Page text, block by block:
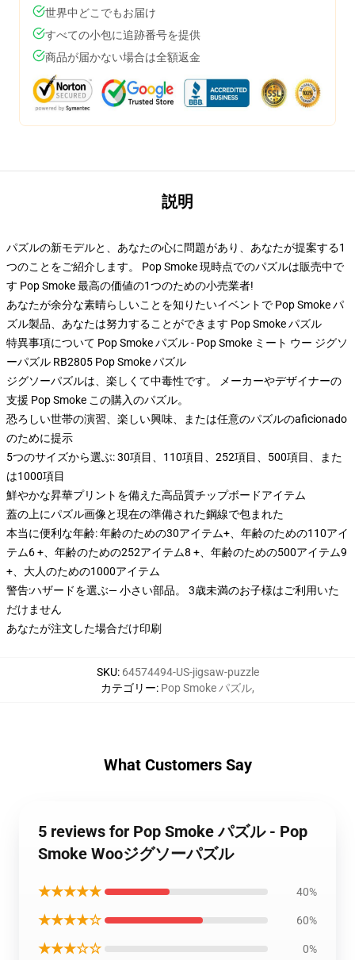
世界中どこでもお届け
すべての小包に追跡番号を提供
商品が届かない場合は全額返金
説明
パズルの新モデルと、あなたの心に問題があり、あなたが提案する1
つのことをご紹介します。 Pop Smoke 現時点でのパズルは販売中で
す Pop Smoke 最高の価値の1つのための小売業者!
あなたが余分な素晴らしいことを知りたいイベントで Pop Smoke パ
ズル製品、あなたは努力することができます Pop Smoke パズル
特異事項について Pop Smoke パズル - Pop Smoke ミート ウー ジグソ
ーパズル RB2805 Pop Smoke パズル
ジグソーパズルは、楽しくて中毒性です。 メーカーやデザイナーの
支援 Pop Smoke この購入のパズル。
恐ろしい世帯の演習、楽しい興味、または任意のパズルのaficionado
のために提示
5つのサイズから選ぶ: 30項目、110項目、252項目、500項目、また
は1000項目
鮮やかな昇華プリントを備えた高品質チップボードアイテム
蓋の上にパズル画像と現在の準備された鋼線で包まれた
本当に便利な年齢: 年齢のための30アイテム+、年齢のための110アイ
テム6 +、年齢のための252アイテム8 +、年齢のための500アイテム9
+、大人のための1000アイテム
警告:ハザードを選ぶ— 小さい部品。 3歳未満のお子様はご利用いた
だけません
あなたが注文した場合だけ印刷
SKU: 64574494-US-jigsaw-puzzle
カテゴリー: Pop Smoke パズル,
What Customers Say
5 reviews for Pop Smoke パズル - Pop
Smoke Wooジグソーパズル
★★★★★ 40%
★★★★☆ 60%
★★★☆☆ 0%